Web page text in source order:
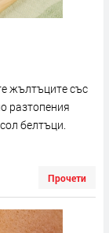
жълтъците със
разтопения
белтъци.
Прочети